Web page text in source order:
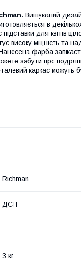
. Вишуканий
в
для квітів
міцність та
фарба
забути про
каркас можуть
Richman
ДСП
3 кг